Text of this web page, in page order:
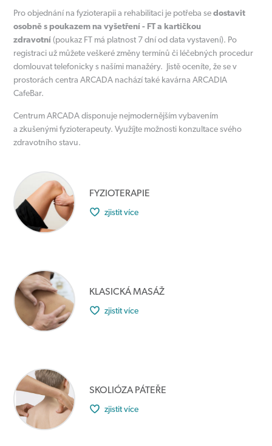
Pro objednání na fyzioterapii a rehabilitaci je potřeba sedostavit
osobně s poukazem na vyšetření - FT a kartičkou
zdravotní(poukaz FT má platnost 7 dní od data vystavení). Po
registraci už můžete veškeré změny termínů či léčebných procedur
domlouvat telefonicky s našími manažéry. Jistě oceníte, že se v
prostorách centra ARCADA nachází také kavárna ARCADIA
CafeBar.
Centrum ARCADA disponuje nejmodernějším vybavením
a zkušenými fyzioterapeuty. Využíjte možnosti konzultace svého
zdravotního stavu.
FYZIOTERAPIE
zjistit více
KLASICKÁ MASÁŽ
zjistit více
SKOLIÓZA PÁTEŘE
zjistit více